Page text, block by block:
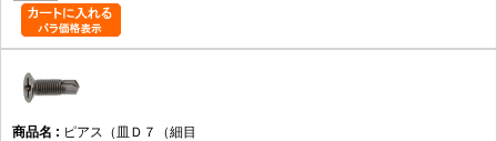
ピアス（皿Ｄ７（細目